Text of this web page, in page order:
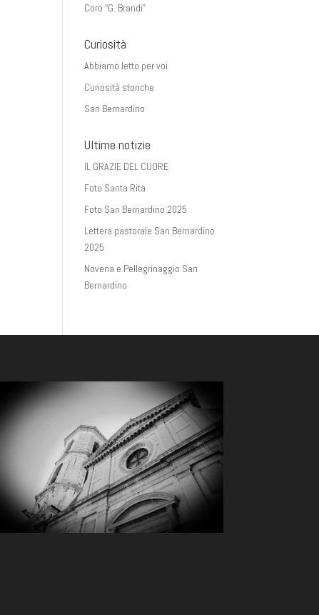
Coro “G. Brandi”
Curiosità
Abbiamo letto per voi
Curiosità storiche
San Bernardino
Ultime notizie
IL GRAZIE DEL CUORE
Foto Santa Rita
Foto San Bernardino 2025
Lettera pastorale San Bernardino
2025
Novena e Pellegrinaggio San
Bernardino